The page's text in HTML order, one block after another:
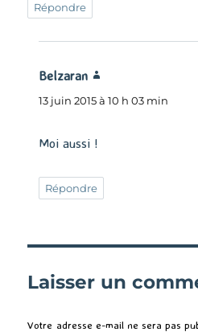
Répondre
Belzaran
13 juin 2015 à 10 h 03 min
Moi aussi !
Répondre
Laisser un
Votre adresse e-mail ne sera pas